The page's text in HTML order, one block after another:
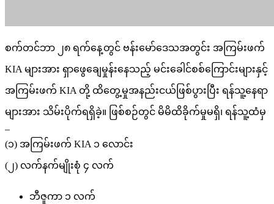
စက်တင်ဘာ ၂၈ ရက်နေ့တွင် ဗန်းမော်ဒေသအတွင်း အကြမ်းဖက်
KIA များအား ရှာဖွေချေမှုန်းနေသည့် မင်းခေါင်စစ်ကြောင်းများနှင့်
အကြမ်းဖက် KIA တို့ ထိတွေ့မှုအနည်းငယ်ဖြစ်ပွားပြီး ရန်သူ့နေရာ
များအား သိမ်းပိုက်ရရှိခဲ့။ ဖြစ်စဉ်တွင် မိမိထိခိုက်မှုမရှိ၊ ရန်သူ့ထံမှ
–
(၁) အကြမ်းဖက် KIA ၁ လောင်း
(၂) လက်နက်မျိုးစုံ ၄ လက်
ဘီဇူကာ ၁ လက်